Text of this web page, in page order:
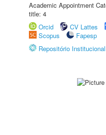
Academic Appointment
title: 4
Orcid
CV Lattes
Scopus
Fapesp
Repositório